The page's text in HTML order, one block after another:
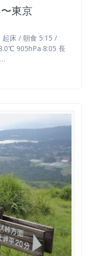
東京
床 / 朝食 5:15 /
905hPa 8:05 長